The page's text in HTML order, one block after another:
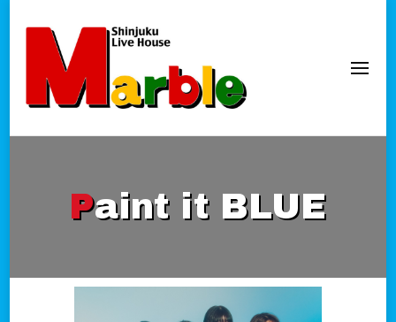
新宿Marble
official website
Paint it BLUE